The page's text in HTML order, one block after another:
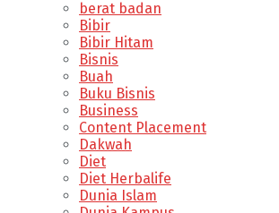
berat badan
Bibir
Bibir Hitam
Bisnis
Buah
Buku Bisnis
Business
Content Placement
Dakwah
Diet
Diet Herbalife
Dunia Islam